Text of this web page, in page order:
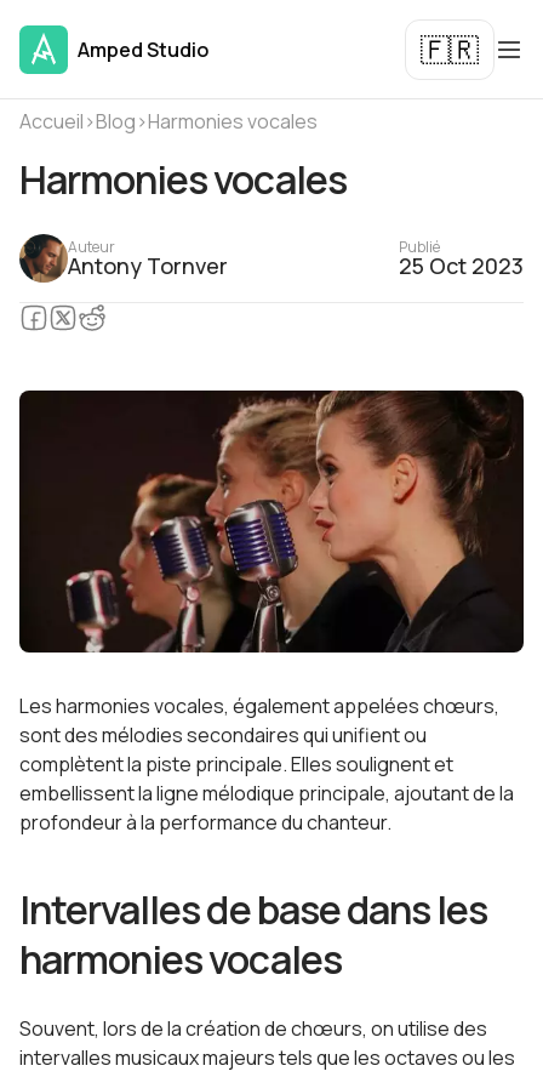
Amped Studio 🇫🇷
Accueil›Blog›Harmonies vocales
Harmonies vocales
Auteur
Antony Tornver
Publié
25 Oct 2023
Les harmonies vocales, également appelées chœurs,
sont des mélodies secondaires qui unifient ou
complètent la piste principale. Elles soulignent et
embellissent la ligne mélodique principale, ajoutant de la
profondeur à la performance du chanteur.
Intervalles de base dans les
harmonies vocales
Souvent, lors de la création de chœurs, on utilise des
intervalles musicaux majeurs tels que les octaves ou les